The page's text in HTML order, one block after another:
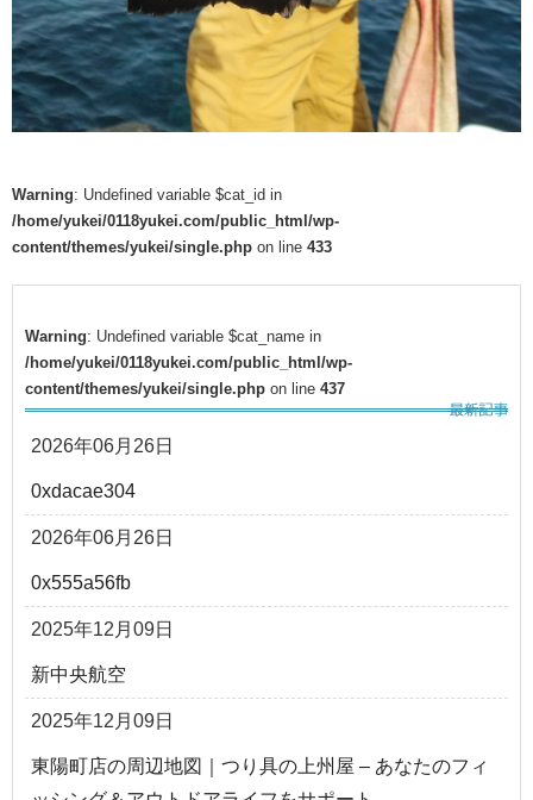
Warning: Undefined variable $cat_id in
/home/yukei/0118yukei.com/public_html/wp-
content/themes/yukei/single.php on line 433
Warning: Undefined variable $cat_name in
/home/yukei/0118yukei.com/public_html/wp-
content/themes/yukei/single.php on line 437
2026年06月26日
0xdacae304
2026年06月26日
0x555a56fb
2025年12月09日
新中央航空
2025年12月09日
東陽町店の周辺地図｜つり具の上州屋 – あなたのフィ